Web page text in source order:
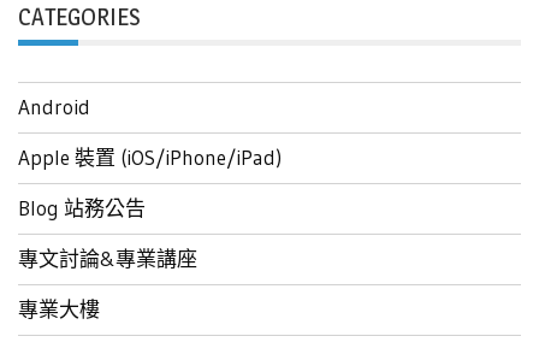
CATEGORIES
Android
Apple 裝置 (iOS/iPhone/iPad)
Blog 站務公告
專文討論&專業講座
專業大樓